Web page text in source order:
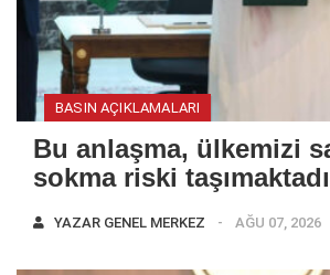
BASIN AÇIKLAMALARI
Bu anlaşma, ülkemizi
sokma riski
YAZAR GENEL MERKEZ AĞU 07, 2026